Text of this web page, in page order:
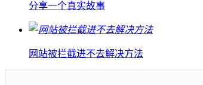
分享一个真实故事
网站被拦截进不去解决方法